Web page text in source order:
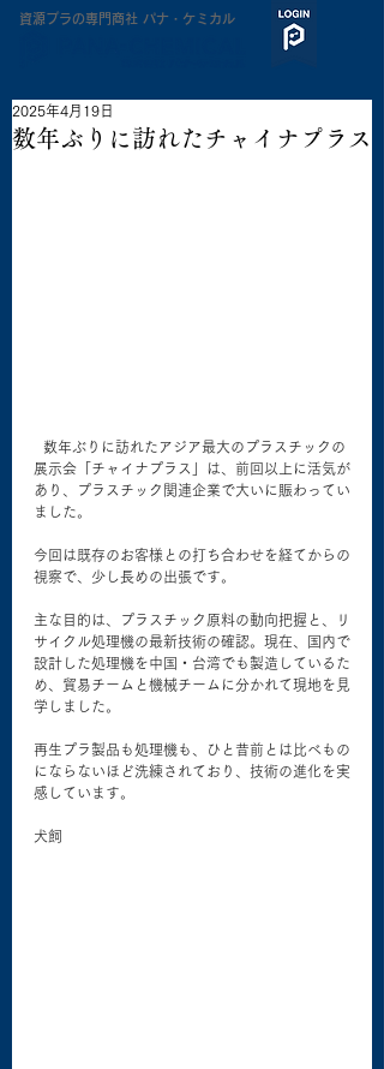
​資源プラの専門商社 パナ・ケミカル
数年ぶりに訪れたチャイナプラス
2025年4月19日
展示会「チャイナプラス」は、前回以上に活気が
あり、プラスチック関連企業で大いに賑わってい
ました。
今回は既存のお客様との打ち合わせを経てからの
視察で、少し長めの出張です。
主な目的は、プラスチック原料の動向把握と、リ
サイクル処理機の最新技術の確認。現在、国内で
設計した処理機を中国・台湾でも製造しているた
め、貿易チームと機械チームに分かれて現地を見
学しました。
再生プラ製品も処理機も、ひと昔前とは比べもの
にならないほど洗練されており、技術の進化を実
感しています。
犬飼